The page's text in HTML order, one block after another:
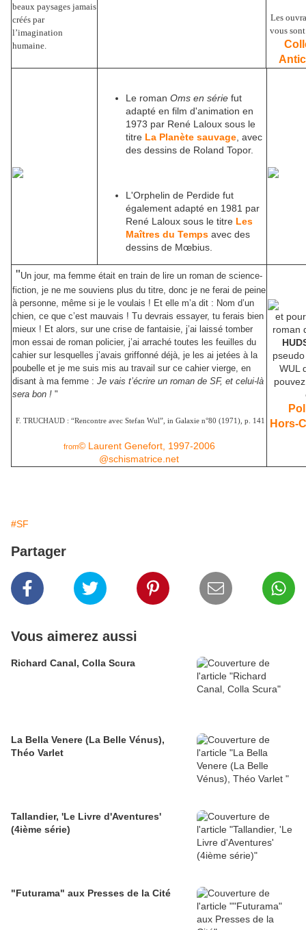
beaux paysages jamais
créés par
l’imagination
humaine.
Les
vous
Le roman Oms en série fut
adapté en film d'animation en
1973 par René Laloux sous le
titre La Planète sauvage , avec
des dessins de Roland Topor.
L'Orphelin de Perdide fut
également adapté en 1981 par
René Laloux sous le titre Les
Maîtres du Temps avec des
dessins de Mœbius.
"Un jour, ma femme était en train de lire un roman de science-
fiction, je ne me souviens plus du titre, donc je ne ferai de peine
à personne, même si je le voulais ! Et elle m’a dit : Nom d’un
chien, ce que c’est mauvais ! Tu devrais essayer, tu ferais bien
mieux ! Et alors, sur une crise de fantaisie, j’ai laissé tomber
mon essai de roman policier, j’ai arraché toutes les feuilles du
cahier sur lesquelles j’avais griffonné déjà, je les ai jetées à la
poubelle et je me suis mis au travail sur ce cahier vierge, en
disant à ma femme : Je vais t’écrire un roman de SF, et celui-là
sera bon ! "
F. TRUCHAUD : “Rencontre avec Stefan Wul”, in Galaxie n°80 (1971), p. 141
from© Laurent Genefort, 1997-2006
@schismatrice.net
et
WUL
Hors-
#SF
Partager
Vous aimerez aussi
Richard Canal, Colla Scura
La Bella Venere (La Belle Vénus),
Théo Varlet
Tallandier, 'Le Livre d'Aventures'
(4ième série)
"Futurama" aux Presses de la Cité